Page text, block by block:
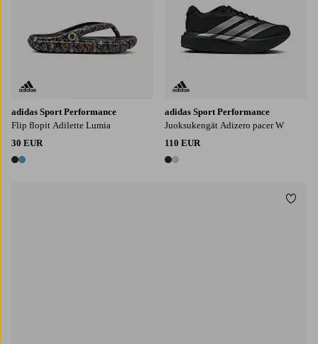
adidas Sport Performance
Flip flopit Adilette Lumia
30 EUR
2 värejä
adidas Sport Performance
Juoksukengät Adizero pacer W
110 EUR
2 värejä